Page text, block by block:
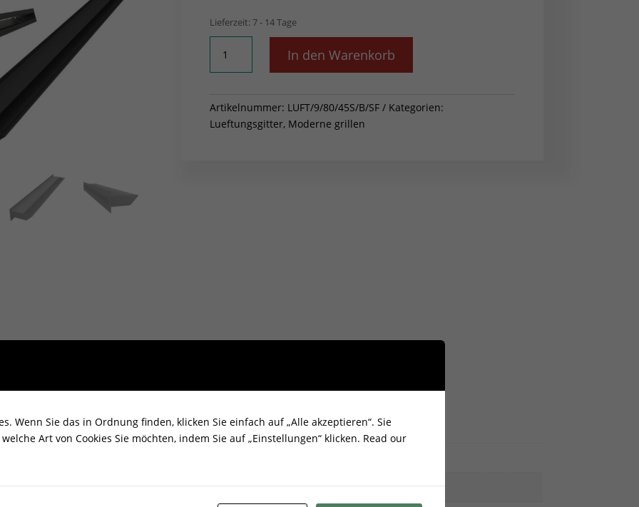
Lieferzeit: 7 - 14 Tage
LUFT
9x80
Slim
Menge
In den Warenkorb
Artikelnummer: LUFT/9/80/45S/B/SF
Kategorien:
Lueftungsgitter, Moderne grillen
Wenn Sie das in Ordnung finden, klicken Sie einfach auf „Alle akzeptieren“. Sie
Art von Cookies Sie möchten, indem Sie auf „Einstellungen“ klicken. Read our